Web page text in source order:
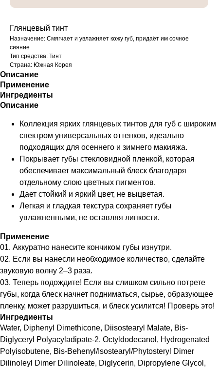
Глянцевый тинт
Назначение: Смягчает и увлажняет кожу губ, придаёт им сочное
сияние
Тип средства: Тинт
Страна: Южная Корея
Описание
Применение
Ингредиенты
Описание
Коллекция ярких глянцевых тинтов для губ с широким
спектром универсальных оттенков, идеально
подходящих для осеннего и зимнего макияжа.
Покрывает губы стекловидной пленкой, которая
обеспечивает максимальный блеск благодаря
отдельному слою цветных пигментов.
Дает стойкий и яркий цвет, не выцветая.
Легкая и гладкая текстура сохраняет губы
увлажненными, не оставляя липкости.
Применение
01. Аккуратно нанесите кончиком губы изнутри.
02. Если вы нанесли необходимое количество, сделайте
звуковую волну 2–3 раза.
03. Теперь подождите! Если вы слишком сильно потрете
губы, когда блеск начнет подниматься, сырье, образующее
пленку, может разрушиться, и блеск усилится! Проверь это!
Ингредиенты
Water, Diphenyl Dimethicone, Diisostearyl Malate, Bis-
Diglyceryl Polyacyladipate-2, Octyldodecanol, Hydrogenated
Polyisobutene, Bis-Behenyl/Isostearyl/Phytosteryl Dimer
Dilinoleyl Dimer Dilinoleate, Diglycerin, Dipropylene Glycol,